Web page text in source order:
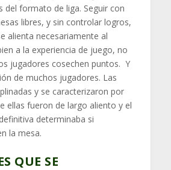
del formato de liga. Seguir con
libres, y sin controlar logros,
alienta necesariamente al
a la experiencia de juego, no
jugadores cosechen puntos. Y
de muchos jugadores. Las
y se caracterizaron por
ellas fueron de largo aliento y el
determinaba si
la mesa.
QUE SE